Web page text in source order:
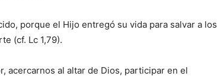
porque el Hijo entregó su vida para salvar a los
(cf. Lc 1,79).
acercarnos al altar de Dios, participar en el